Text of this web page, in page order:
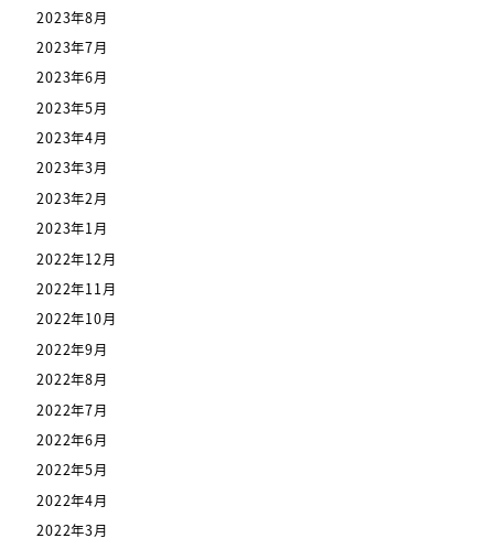
2023年8月
2023年7月
2023年6月
2023年5月
2023年4月
2023年3月
2023年2月
2023年1月
2022年12月
2022年11月
2022年10月
2022年9月
2022年8月
2022年7月
2022年6月
2022年5月
2022年4月
2022年3月